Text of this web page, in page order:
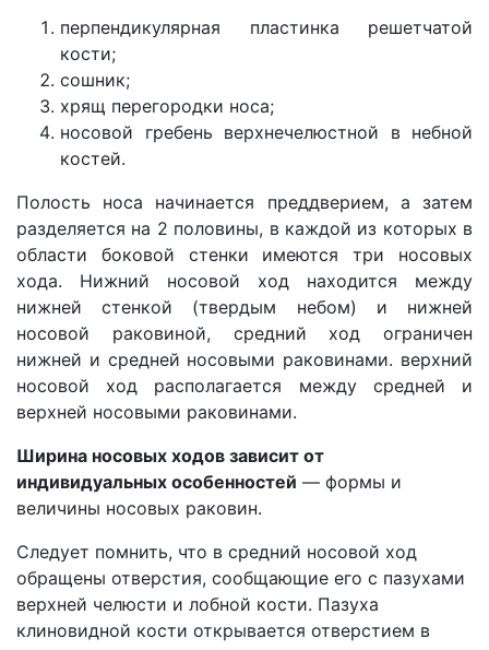
перпендикулярная пластинка решетчатой
кости;
сошник;
хрящ перегородки носа;
носовой гребень верхнечелюстной в небной
костей.
Полость носа начинается преддверием, а затем
разделяется на 2 половины, в каждой из которых в
области боковой стенки имеются три носовых
хода. Нижний носовой ход находится между
нижней стенкой (твердым небом) и нижней
носовой раковиной, средний ход ограничен
нижней и средней носовыми раковинами. верхний
носовой ход располагается между средней и
верхней носовыми раковинами.
Ширина носовых ходов зависит от
индивидуальных особенностей — формы и
величины носовых раковин.
Следует помнить, что в средний носовой ход
обращены отверстия, сообщающие его с пазухами
верхней челюсти и лобной кости. Пазуха
клиновидной кости открывается отверстием в